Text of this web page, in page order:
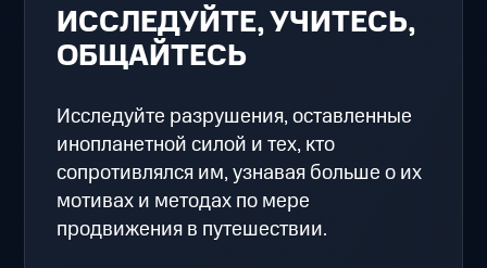
ИССЛЕДУЙТЕ, УЧИТЕСЬ,
ОБЩАЙТЕСЬ
Исследуйте разрушения, оставленные
инопланетной силой и тех, кто
сопротивлялся им, узнавая больше о их
мотивах и методах по мере
продвижения в путешествии.